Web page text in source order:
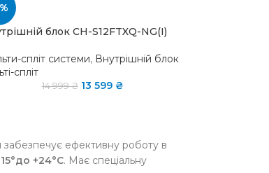
блок CH-S12FTXQ-NG(I)
спліт системи, Внутрішній блок
спліт
14 999₴ 13 599 ₴
ефективну роботу в
+24°С. Має спеціальну